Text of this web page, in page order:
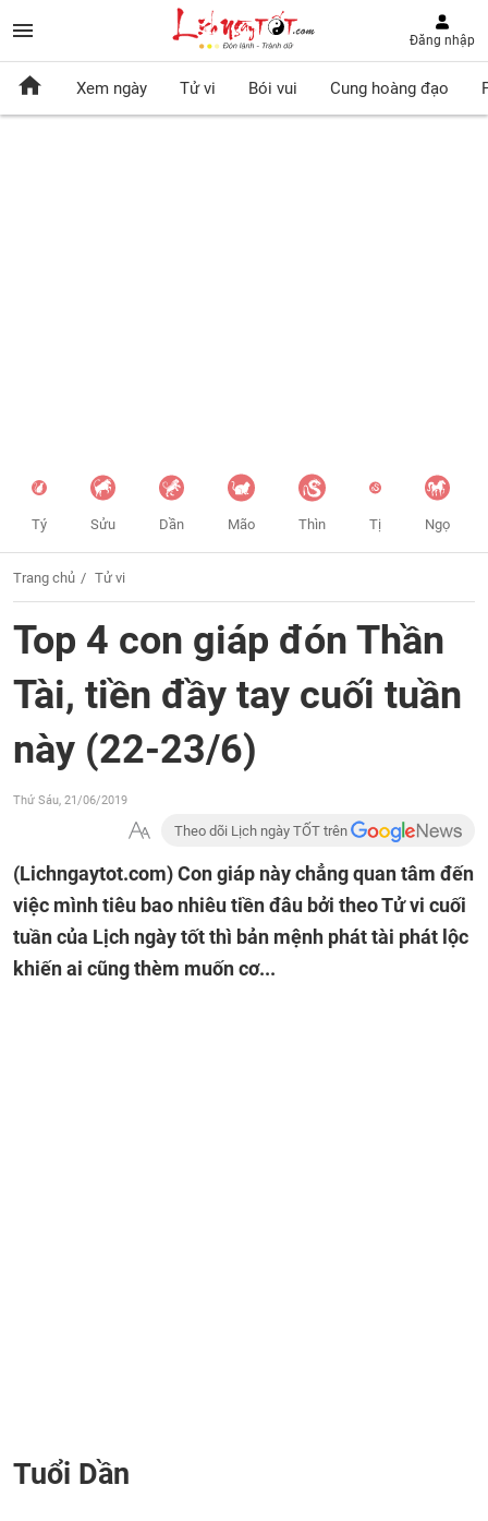
Đăng nhập
Xem ngày Tử vi Bói vui Cung hoàng đạo
Tý Sửu Dần Mão Thìn Tị Ngọ
Trang chủ Tử vi
Top 4 con giáp đón Thần
Tài, tiền đầy tay cuối tuần
này (22-23/6)
Thứ Sáu, 21/06/2019
Theo dõi Lịch ngày TỐT trên
(Lichngaytot.com)Con giáp này chẳng quan tâm đến
việc mình tiêu bao nhiêu tiền đâu bởi theo Tử vi cuối
tuần của Lịch ngày tốt thì bản mệnh phát tài phát lộc
khiến ai cũng thèm muốn cơ...
Tuổi Dần